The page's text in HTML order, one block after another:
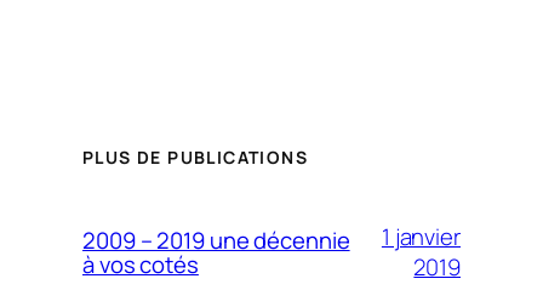
PLUS DE PUBLICATIONS
2009 – 2019 une décennie
à vos cotés
1 janvier
2019